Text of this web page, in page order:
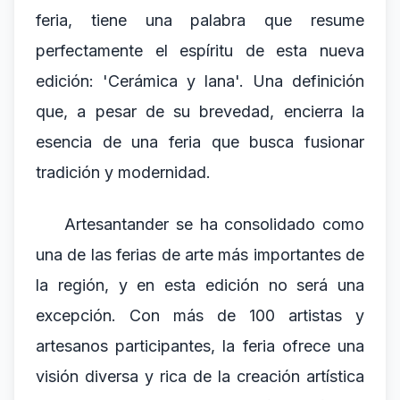
feria, tiene una palabra que resume
perfectamente el espíritu de esta nueva
edición: 'Cerámica y lana'. Una definición
que, a pesar de su brevedad, encierra la
esencia de una feria que busca fusionar
tradición y modernidad.
Artesantander se ha consolidado como
una de las ferias de arte más importantes de
la región, y en esta edición no será una
excepción. Con más de 100 artistas y
artesanos participantes, la feria ofrece una
visión diversa y rica de la creación artística